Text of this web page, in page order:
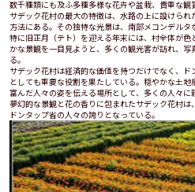
数千種類にも及ふ多種多様な花卉や盆栽、貴重な観
サデック花村の最大の特徴は、水路の上に設けら
方法にある。その独特な光景は、南部メコンデルタ
特に旧正月（テト）を迎える年末には、村全体が
かな景観を一目見ようと、多くの観光客が訪れ、
る。
サデック花村は経済的な価値を持つだけでなく、
としても重要な役割を果たしている。穏やかな土
富んだ人々の姿を伝える場所として、多くの人々に
夢幻的な景観と花の香りに包まれたサデック花村は
ドンタップ省の人々の誇りとなっている。